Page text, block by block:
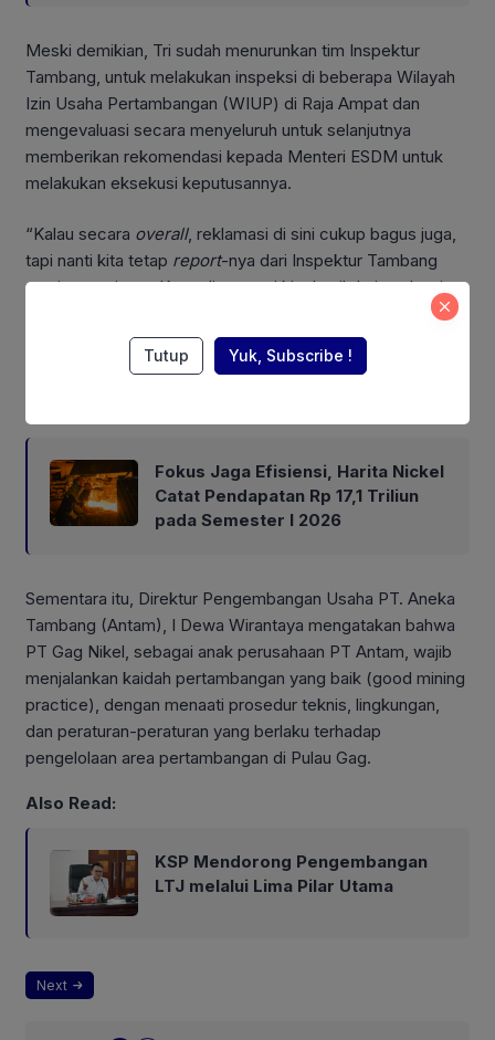
Meski demikian, Tri sudah menurunkan tim Inspektur
Tambang, untuk melakukan inspeksi di beberapa Wilayah
Izin Usaha Pertambangan (WIUP) di Raja Ampat dan
mengevaluasi secara menyeluruh untuk selanjutnya
memberikan rekomendasi kepada Menteri ESDM untuk
melakukan eksekusi keputusannya.
“Kalau secara overall, reklamasi di sini cukup bagus juga,
tapi nanti kita tetap report-nya dari Inspektur Tambang
nanti seperti apa. Kemudian, nanti kita hasil dari evaluasi
kemudian kita eksekusi untuk seperti apa nanti,”
Fokus Jaga Efisiensi, Harita Nickel
Catat Pendapatan Rp 17,1 Triliun
pada Semester I 2026
Sementara itu, Direktur Pengembangan Usaha PT. Aneka
Tambang (Antam), I Dewa Wirantaya mengatakan bahwa
PT Gag Nikel, sebagai anak perusahaan PT Antam, wajib
menjalankan kaidah pertambangan yang baik (good mining
practice), dengan menaati prosedur teknis, lingkungan,
dan peraturan-peraturan yang berlaku terhadap
pengelolaan area pertambangan di Pulau Gag.
Also Read:
KSP Mendorong Pengembangan
LTJ melalui Lima Pilar Utama
Next
Tutup Yuk, Subscribe !